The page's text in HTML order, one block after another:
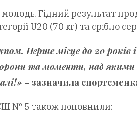
Гідний результат
U20 (70 кг) та срібло
Перше місце до 20 років
та моменти, над
– зазначила
№ 5 також поповнили: